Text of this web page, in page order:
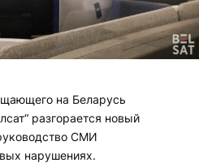
на Беларусь
разгорается новый
СМИ
нарушениях.